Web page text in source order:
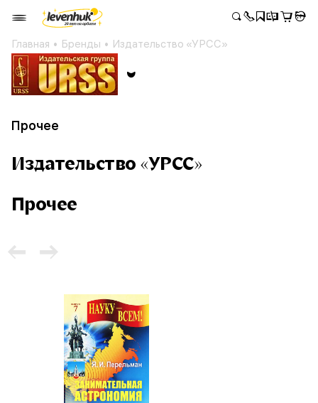
Главная Бренды Издательство «УРСС»
Прочее
Издательство «УРСС»
Прочее